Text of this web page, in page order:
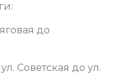
до
Советская до ул.